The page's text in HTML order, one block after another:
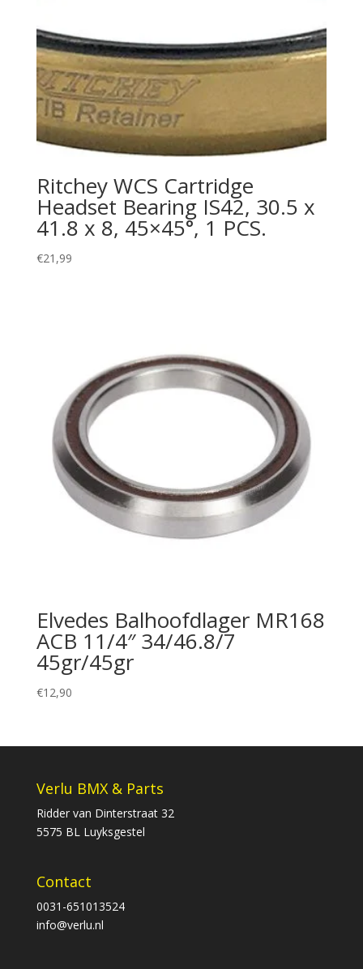
Ritchey WCS Cartridge
Headset Bearing IS42, 30.5 x
41.8 x 8, 45×45°, 1 PCS.
€21,99
Elvedes Balhoofdlager MR168
ACB 11/4″ 34/46.8/7
45gr/45gr
€12,90
Verlu BMX & Parts
Ridder van Dinterstraat 32
5575 BL Luyksgestel
Contact
0031-651013524
info@verlu.nl